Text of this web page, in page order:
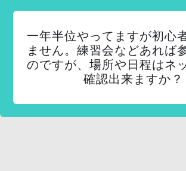
一年半位やってますが初心
ません。練習会などあれば
のですが、場所や日程はネ
確認出来ますか？